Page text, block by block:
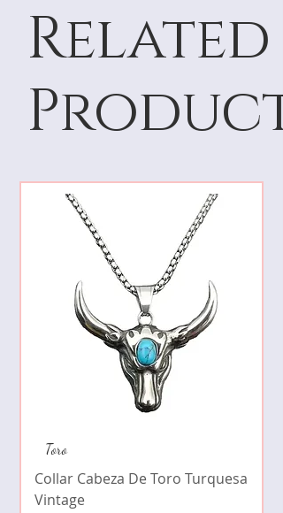
Related
Products
Toro
Collar Cabeza De Toro Turquesa
Vintage